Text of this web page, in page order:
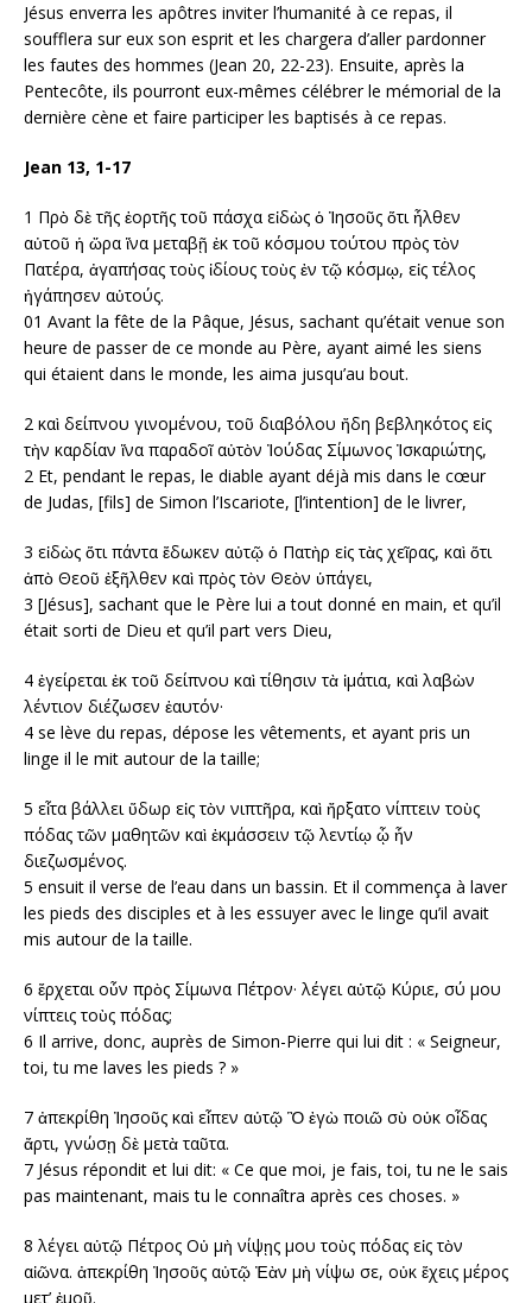
Jésus enverra les apôtres inviter l’humanité à ce repas, il
soufflera sur eux son esprit et les chargera d’aller pardonner
les fautes des hommes (Jean 20, 22-23). Ensuite, après la
Pentecôte, ils pourront eux-mêmes célébrer le mémorial de la
dernière cène et faire participer les baptisés à ce repas.
Jean 13, 1-17
1 Πρὸ δὲ τῆς ἑορτῆς τοῦ πάσχα εἰδὼς ὁ Ἰησοῦς ὅτι ἦλθεν
αὐτοῦ ἡ ὥρα ἵνα μεταβῇ ἐκ τοῦ κόσμου τούτου πρὸς τὸν
Πατέρα, ἀγαπήσας τοὺς ἰδίους τοὺς ἐν τῷ κόσμῳ, εἰς τέλος
ἠγάπησεν αὐτούς.
01 Avant la fête de la Pâque, Jésus, sachant qu’était venue son
heure de passer de ce monde au Père, ayant aimé les siens
qui étaient dans le monde, les aima jusqu’au bout.
2 καὶ δείπνου γινομένου, τοῦ διαβόλου ἤδη βεβληκότος εἰς
τὴν καρδίαν ἵνα παραδοῖ αὐτὸν Ἰούδας Σίμωνος Ἰσκαριώτης,
2 Et, pendant le repas, le diable ayant déjà mis dans le cœur
de Judas, [fils] de Simon l’Iscariote, [l’intention] de le livrer,
3 εἰδὼς ὅτι πάντα ἔδωκεν αὐτῷ ὁ Πατὴρ εἰς τὰς χεῖρας, καὶ ὅτι
ἀπὸ Θεοῦ ἐξῆλθεν καὶ πρὸς τὸν Θεὸν ὑπάγει,
3 [Jésus], sachant que le Père lui a tout donné en main, et qu’il
était sorti de Dieu et qu’il part vers Dieu,
4 ἐγείρεται ἐκ τοῦ δείπνου καὶ τίθησιν τὰ ἱμάτια, καὶ λαβὼν
λέντιον διέζωσεν ἑαυτόν·
4 se lève du repas, dépose les vêtements, et ayant pris un
linge il le mit autour de la taille;
5 εἶτα βάλλει ὕδωρ εἰς τὸν νιπτῆρα, καὶ ἤρξατο νίπτειν τοὺς
πόδας τῶν μαθητῶν καὶ ἐκμάσσειν τῷ λεντίῳ ᾧ ἦν
διεζωσμένος.
5 ensuit il verse de l’eau dans un bassin. Et il commença à laver
les pieds des disciples et à les essuyer avec le linge qu’il avait
mis autour de la taille.
6 ἔρχεται οὖν πρὸς Σίμωνα Πέτρον· λέγει αὐτῷ Κύριε, σύ μου
νίπτεις τοὺς πόδας;
6 Il arrive, donc, auprès de Simon-Pierre qui lui dit : « Seigneur,
toi, tu me laves les pieds ? »
7 ἀπεκρίθη Ἰησοῦς καὶ εἶπεν αὐτῷ Ὃ ἐγὼ ποιῶ σὺ οὐκ οἶδας
ἄρτι, γνώσῃ δὲ μετὰ ταῦτα.
7 Jésus répondit et lui dit: « Ce que moi, je fais, toi, tu ne le sais
pas maintenant, mais tu le connaîtra après ces choses. »
8 λέγει αὐτῷ Πέτρος Οὐ μὴ νίψῃς μου τοὺς πόδας εἰς τὸν
αἰῶνα. ἀπεκρίθη Ἰησοῦς αὐτῷ Ἐὰν μὴ νίψω σε, οὐκ ἔχεις μέρος
μετ’ ἐμοῦ.